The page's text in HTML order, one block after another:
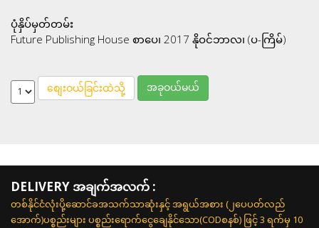
ပုံနှိပ်မှတ်တမ်း
Future Publishing House စာပေ၊ 2017 နိုဝင်ဘာလ၊ (ပ-ကြိမ်)
စျေးဝယ်ခြင်းထဲသို့ အခုဝယ်မယ်
DELIVERY အချက်အလက် :
တစ်နိုင်ငံလုံးပို့ဆောင်ခအသက်သာဆုံးနှင့် အရွယ်အစား (၂ပေပတ်လည်
အောက်)ပစ္စည်းများ ပစ္စည်းရောက်ငွေချေနိုင်သော(CODစနစ်) ဖြင့် 3 ရက်မှ 10